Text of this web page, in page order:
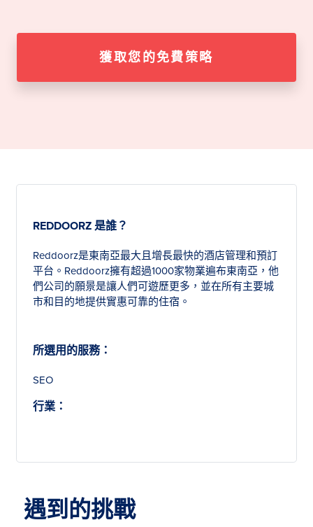
獲取您的免費策略
REDDOORZ 是誰？
Reddoorz是東南亞最大且增長最快的酒店管理和預訂
平台。Reddoorz擁有超過1000家物業遍布東南亞，他
們公司的願景是讓人們可遊歷更多，並在所有主要城
市和目的地提供實惠可靠的住宿。
所選用的服務：
SEO
行業：
遇到的挑戰